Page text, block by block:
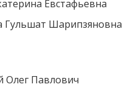
Евстафьевна
Гульшат Шарипзяновна
Олег Павлович